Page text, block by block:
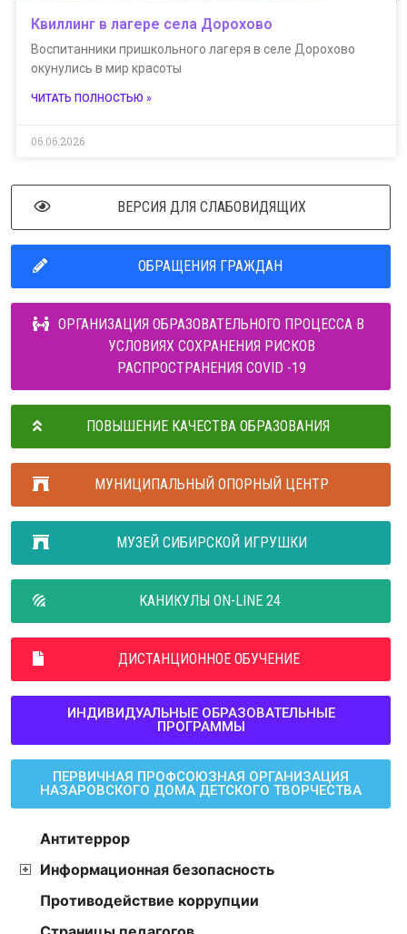
Квиллинг в лагере села Дорохово
Воспитанники пришкольного лагеря в селе Дорохово
окунулись в мир красоты
ЧИТАТЬ ПОЛНОСТЬЮ »
06.06.2026
ВЕРСИЯ ДЛЯ СЛАБОВИДЯЩИХ
ОБРАЩЕНИЯ ГРАЖДАН
ОРГАНИЗАЦИЯ ОБРАЗОВАТЕЛЬНОГО ПРОЦЕССА В
УСЛОВИЯХ СОХРАНЕНИЯ РИСКОВ
РАСПРОСТРАНЕНИЯ COVID -19
ПОВЫШЕНИЕ КАЧЕСТВА ОБРАЗОВАНИЯ
МУНИЦИПАЛЬНЫЙ ОПОРНЫЙ ЦЕНТР
МУЗЕЙ СИБИРСКОЙ ИГРУШКИ
КАНИКУЛЫ ON-LINE 24
ДИСТАНЦИОННОЕ ОБУЧЕНИЕ
ИНДИВИДУАЛЬНЫЕ ОБРАЗОВАТЕЛЬНЫЕ
ПРОГРАММЫ
ПЕРВИЧНАЯ ПРОФСОЮЗНАЯ ОРГАНИЗАЦИЯ
НАЗАРОВСКОГО ДОМА ДЕТСКОГО ТВОРЧЕСТВА
Антитеррор
Информационная безопасность
Противодействие коррупции